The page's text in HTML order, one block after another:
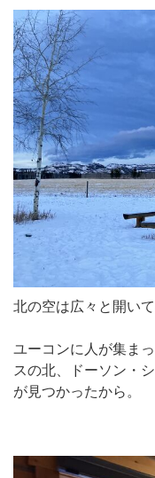
北の空は広々と開いて
ユーコンに人が集ま
スの北、ドーソン・
が見つかったから。